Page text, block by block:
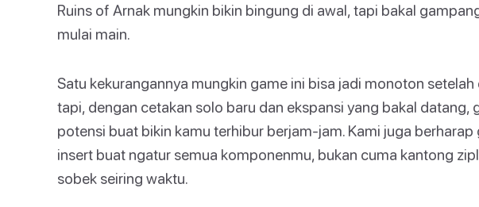
Ruins of Arnak mungkin bikin bingung di awal, tapi bakal
mulai main.
Satu kekurangannya mungkin game ini bisa jadi monoton
tapi, dengan cetakan solo baru dan ekspansi yang bakal datang,
potensi buat bikin kamu terhibur berjam-jam. Kami juga
insert buat ngatur semua komponenmu, bukan cuma kantong
sobek seiring waktu.